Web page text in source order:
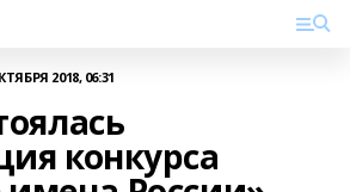
2018, 06:31
конкурса